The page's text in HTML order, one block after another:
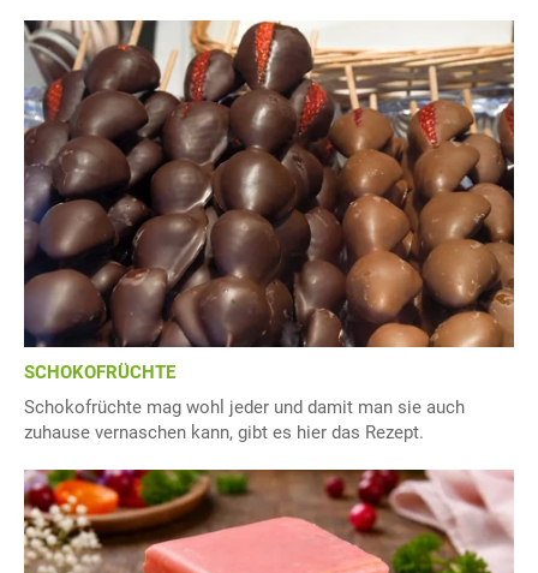
SCHOKOFRÜCHTE
Schokofrüchte mag wohl jeder und damit man sie auch
zuhause vernaschen kann, gibt es hier das Rezept.